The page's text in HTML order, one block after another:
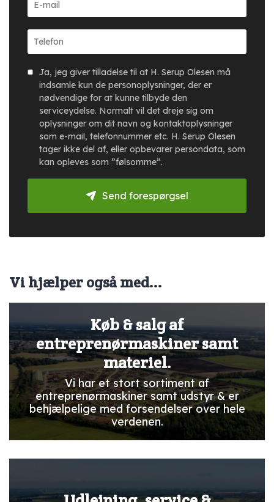
Ja, jeg giver tilladelse til at H. Serup Olesen må
indsamle kun de personoplysninger, der er
nødvendige for at kunne tilbyde den
serviceydelse. Normalt vil det dreje sig om
oplysninger om dit navn og kontaktoplysninger
som e-mail, telefonnummer etc. H. Serup Olesen
tager ikke del af, eller opbevarer persondata, som
kan opleves som ”følsomme”.
Send forespørgsel
Vi hjælper også med...
Køb & salg af
entreprenørmaskiner samt
materiel.
Vi har et stort sortiment af
entreprenørmaskiner samt udstyr & er
behjælpelige med forsendelser over hele
verdenen.